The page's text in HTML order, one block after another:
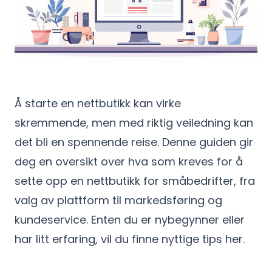
Å starte en nettbutikk kan virke
skremmende, men med riktig veiledning kan
det bli en spennende reise. Denne guiden gir
deg en oversikt over hva som kreves for å
sette opp en nettbutikk for småbedrifter, fra
valg av plattform til markedsføring og
kundeservice. Enten du er nybegynner eller
har litt erfaring, vil du finne nyttige tips her.